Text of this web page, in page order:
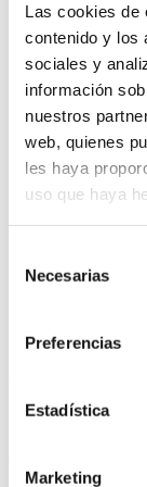
Las cookies de
contenido y los
sociales y
información
nuestros
web, quienes
les haya
uso que haya
Necesarias
Preferencias
Estadística
Marketing
chevron_left chevron_right
consigue 15 puntos